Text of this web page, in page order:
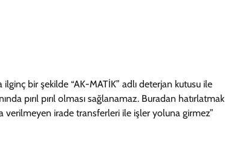
ilginç bir şekilde “AK-MATİK” adlı deterjan kutusu ile
pırıl pırıl olması sağlanamaz. Buradan hatırlatmak
irade transferleri ile işler yoluna girmez”